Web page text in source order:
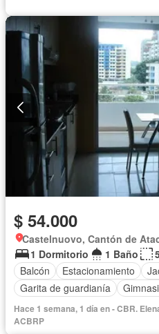
Patio
Conserje
Completamente amoblado
$ 54.000
Castelnuovo, Cantón de
1 Dormitorio
1 Baño
Balcón
Estacionamiento
Garita de guardianía
Hace 1 semana, 1 día en - CBR.
ACBRP